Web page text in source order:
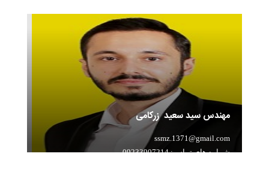
مهندس سید سعید زرکامی
ssmz.1371@gmail.com
شماره های تماس: 09233907214